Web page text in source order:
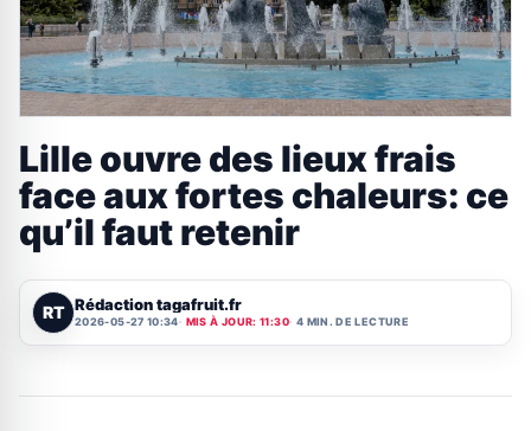
Lille ouvre des lieux frais
face aux fortes chaleurs: ce
qu’il faut retenir
RT Rédaction tagafruit.fr
2026-05-27 10:34 MIS À JOUR: 11:30 4 MIN. DE LECTURE